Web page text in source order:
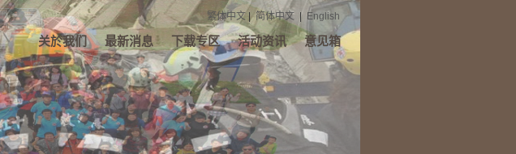
繁体中文 |简体中文 | English
关於我们 最新消息 下载专区 活动资讯 意见箱